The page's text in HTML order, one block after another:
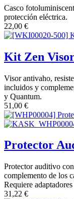
Casco
protección eléctrica.
22,00 €
Kit Zen
Visor antivaho,
incluidos y
y Quantum.
51,00 €
Protector
Protector auditivo
complemento de los
Requiere
31,22 €